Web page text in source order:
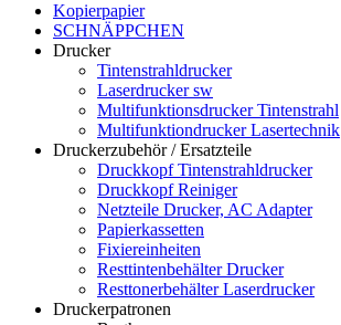
Kopierpapier
SCHNÄPPCHEN
Drucker
Tintenstrahldrucker
Laserdrucker sw
Multifunktionsdrucker Tintenstrahl
Multifunktiondrucker Lasertechnik
Druckerzubehör / Ersatzteile
Druckkopf Tintenstrahldrucker
Druckkopf Reiniger
Netzteile Drucker, AC Adapter
Papierkassetten
Fixiereinheiten
Resttintenbehälter Drucker
Resttonerbehälter Laserdrucker
Druckerpatronen